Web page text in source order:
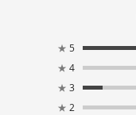
★ 5
★ 4
★ 3
★ 2